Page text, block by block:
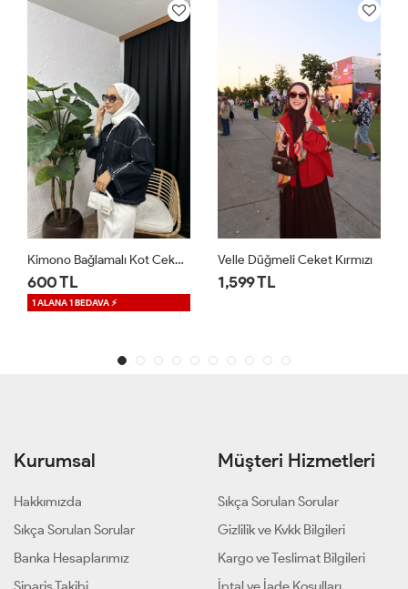
Velle Düğmeli Ceket Kırmızı
1,599 TL
Regalia Denim Ceket Mavi
1,699 TL
Kurumsal
Hakkımızda
Sıkça Sorulan Sorular
Banka Hesaplarımız
Müşteri Hizmetleri
Sıkça Sorulan Sorular
Gizlilik ve Kvkk Bilgileri
Kargo ve Teslimat Bilgileri